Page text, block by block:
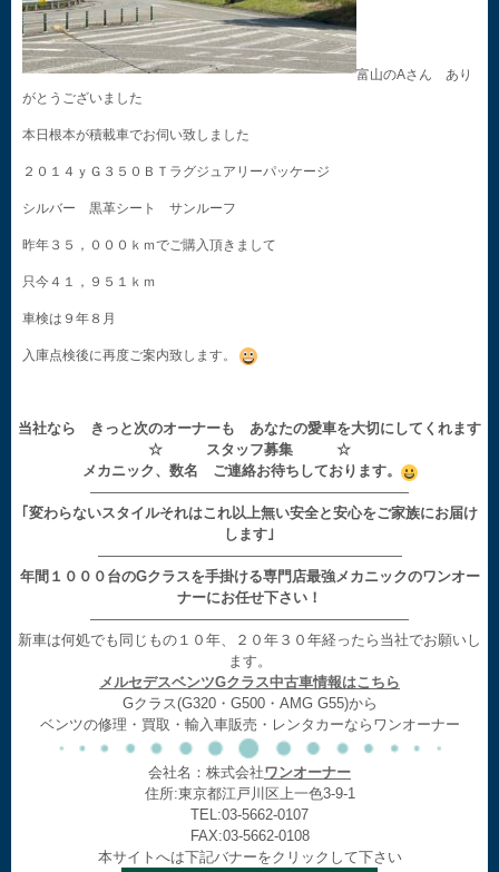
富山のAさん あり
がとうございました
本日根本が積載車でお伺い致しました
２０１４ｙＧ３５０ＢＴラグジュアリーパッケージ
シルバー 黒革シート サンルーフ
昨年３５，０００ｋｍでご購入頂きまして
只今４１，９５１ｋｍ
車検は９年８月
入庫点検後に再度ご案内致します。
当社なら きっと次のオーナーも あなたの愛車を大切にしてくれます
☆ スタッフ募集 ☆
メカニック、数名 ご連絡お待ちしております。
——————————————————————
｢変わらないスタイルそれはこれ以上無い安全と安心をご家族にお届け
します｣
—————————————————————
年間１０００台のGクラスを手掛ける専門店最強メカニックのワンオー
ナーにお任せ下さい！
——————————————————————
新車は何処でも同じもの１０年、２０年３０年経ったら当社でお願いし
ます。
メルセデスベンツGクラス中古車情報はこちら
Gクラス(G320・G500・AMG G55)から
ベンツの修理・買取・輸入車販売・レンタカーならワンオーナー
会社名：株式会社ワンオーナー
住所:東京都江戸川区上一色3-9-1
TEL:03-5662-0107
FAX:03-5662-0108
本サイトへは下記バナーをクリックして下さい